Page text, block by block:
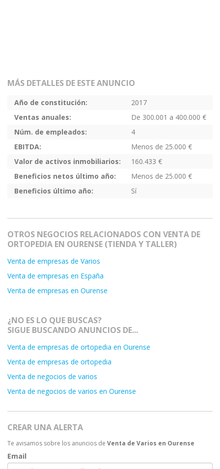
MÁS DETALLES DE ESTE ANUNCIO
Año de constitución:
2017
Ventas anuales:
De 300.001 a 400.000 €
Núm. de empleados:
4
EBITDA:
Menos de 25.000 €
Valor de activos inmobiliarios:
160.433 €
Beneficios netos último año:
Menos de 25.000 €
Beneficios último año:
Sí
OTROS NEGOCIOS RELACIONADOS CON VENTA DE
ORTOPEDIA EN OURENSE (TIENDA Y TALLER)
Venta de empresas de Varios
Venta de empresas en España
Venta de empresas en Ourense
¿NO ES LO QUE BUSCAS?
SIGUE BUSCANDO ANUNCIOS DE...
Venta de empresas de ortopedia en Ourense
Venta de empresas de ortopedia
Venta de negocios de varios
Venta de negocios de varios en Ourense
CREAR UNA ALERTA
Te avisamos sobre los anuncios de Venta de Varios en Ourense
Email